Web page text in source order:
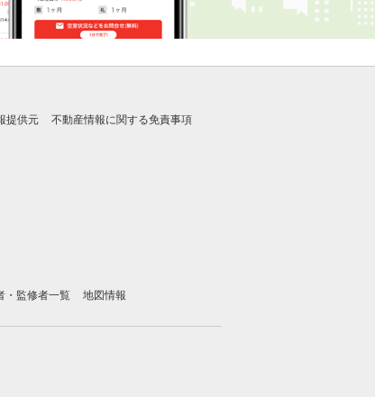
提供元 不動産情報に関する免責事項
・監修者一覧 地図情報